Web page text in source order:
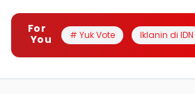
For
You
# Yuk Vote Iklanin di IDN